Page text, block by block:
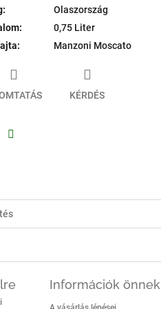
:
Olaszország
:
0,75 Liter
: Manzoni Moscato
KÉRDÉS
Információk önnek